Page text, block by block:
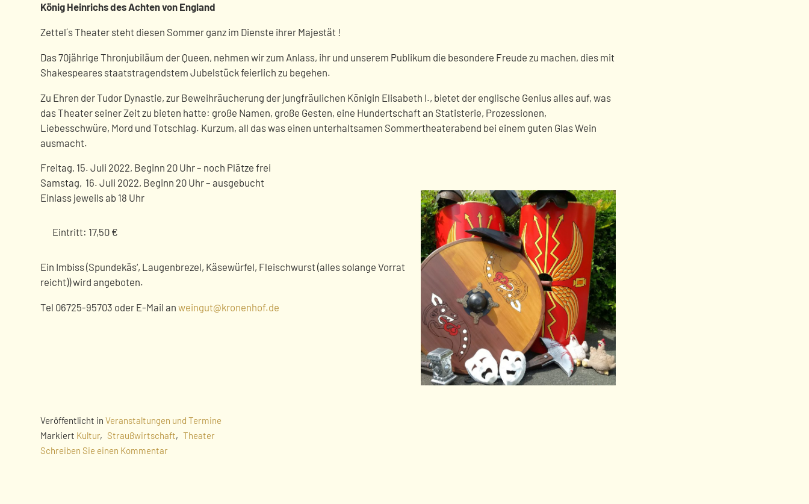
König Heinrichs des Achten von England
Zettel´s Theater steht diesen Sommer ganz im Dienste ihrer Majestät !
Das 70jährige Thronjubiläum der Queen, nehmen wir zum Anlass, ihr und unserem Publikum die besondere Freude zu machen, dies mit
Shakespeares staatstragendstem Jubelstück feierlich zu begehen.
Zu Ehren der Tudor Dynastie, zur Beweihräucherung der jungfräulichen Königin Elisabeth I., bietet der englische Genius alles auf, was
das Theater seiner Zeit zu bieten hatte: große Namen, große Gesten, eine Hundertschaft an Statisterie, Prozessionen,
Liebesschwüre, Mord und Totschlag. Kurzum, all das was einen unterhaltsamen Sommertheaterabend bei einem guten Glas Wein
ausmacht.
Freitag, 15. Juli 2022, Beginn 20 Uhr – noch Plätze frei
Samstag, 16. Juli 2022, Beginn 20 Uhr – ausgebucht
Einlass jeweils ab 18 Uhr
Eintritt: 17,50 €
Ein Imbiss (Spundekäs‘, Laugenbrezel, Käsewürfel, Fleischwurst (alles solange Vorrat
reicht)) wird angeboten.
Tel 06725-95703 oder E-Mail anweingut@kronenhof.de
Veröffentlicht inVeranstaltungen und Termine
Markiert Kultur, Straußwirtschaft, Theater
Schreiben Sie einen Kommentar